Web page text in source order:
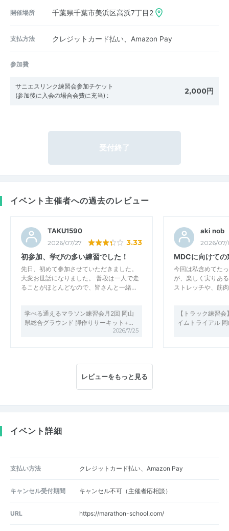
開催場所 千葉県千葉市美浜区高浜7丁目2
支払方法 クレジットカード払い、Amazon Pay
参加費
サニエスリンク練習会参加チケット
(参加後に入会の場合会費に充当) : 2,000円
受付終了
イベント主催者への過去のレビュー
TAKU1590
2026/07/27 3.33
初参加、学びの多い練習でした！
先日、初めて参加させていただきました。
大変お世話になりました。 普段は一人で走
ることがほとんどなので、皆さんと一緒…
学べる通えるマラソン練習会月2回 岡山
県総合グラウンド 脚作りサーキット+…
2026/7/25
aki nob
2026/
MDCに向けての
今回は私含めてた
が、楽しく実りあ
ストレッチや、筋
【トラック練習
イムトライアル
レビューをもっと見る
イベント詳細
支払い方法 クレジットカード払い、Amazon Pay
キャンセル受付期間 キャンセル不可（主催者応相談）
URL https://marathon-school.com/